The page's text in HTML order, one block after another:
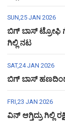
SUN,25 JAN 2026
ಬಿಗ್ ಬಾಸ್ ಟ್ರೋಫಿ
ಗಿಲ್ಲಿ ನಟ
SAT,24 JAN 2026
ಬಿಗ್ ಬಾಸ್ ಹಣದಿಂದ
FRI,23 JAN 2026
ವಿನ್ ಆಗ್ತಿದ್ರು ಗಿಲ್ಲಿ